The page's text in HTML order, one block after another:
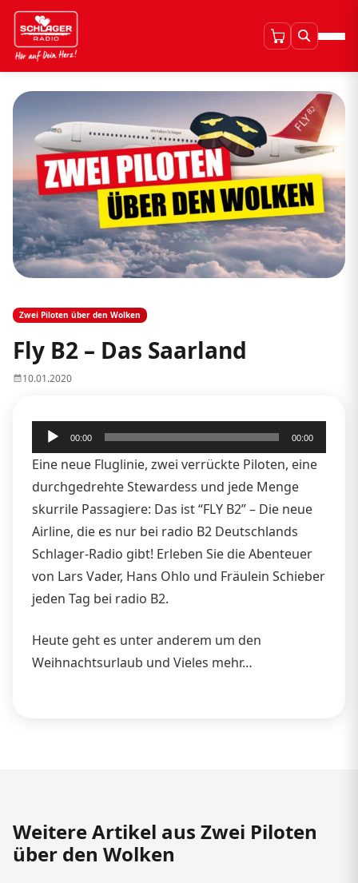
Zwei Piloten über den Wolken
Fly B2 – Das Saarland
10.01.2020
Audio-
Player
00:00 00:00
Eine neue Fluglinie, zwei verrückte Piloten, eine
durchgedrehte Stewardess und jede Menge
skurrile Passagiere: Das ist “FLY B2” – Die neue
Airline, die es nur bei radio B2 Deutschlands
Schlager-Radio gibt! Erleben Sie die Abenteuer
von Lars Vader, Hans Ohlo und Fräulein Schieber
jeden Tag bei radio B2.
Heute geht es unter anderem um den
Weihnachtsurlaub und Vieles mehr…
Weitere Artikel aus Zwei Piloten
über den Wolken